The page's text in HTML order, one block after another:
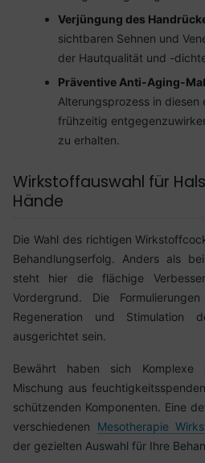
Verjüngung des
sichtbaren Sehnen und
der Hautqualität und -
Präventive Anti-Aging-
Alterungsprozess in diesen
frühzeitig
zu erhalten.
Wirkstoffauswahl für
Hände
Die Wahl des richtigen
Behandlungserfolg. Anders als
steht hier die flächige
Vordergrund. Die
Regeneration und Stimulation
ausgerichtet sein.
Bewährt haben sich Komplexe
Mischung aus
schützenden Komponenten. Eine
verschiedenen Mesotherapie
der gezielten Auswahl für Ihre